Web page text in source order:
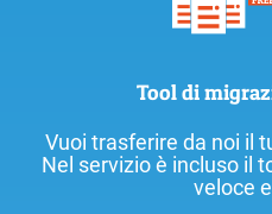
Tool di
Vuoi trasferire da noi il
Nel servizio è incluso il
veloce